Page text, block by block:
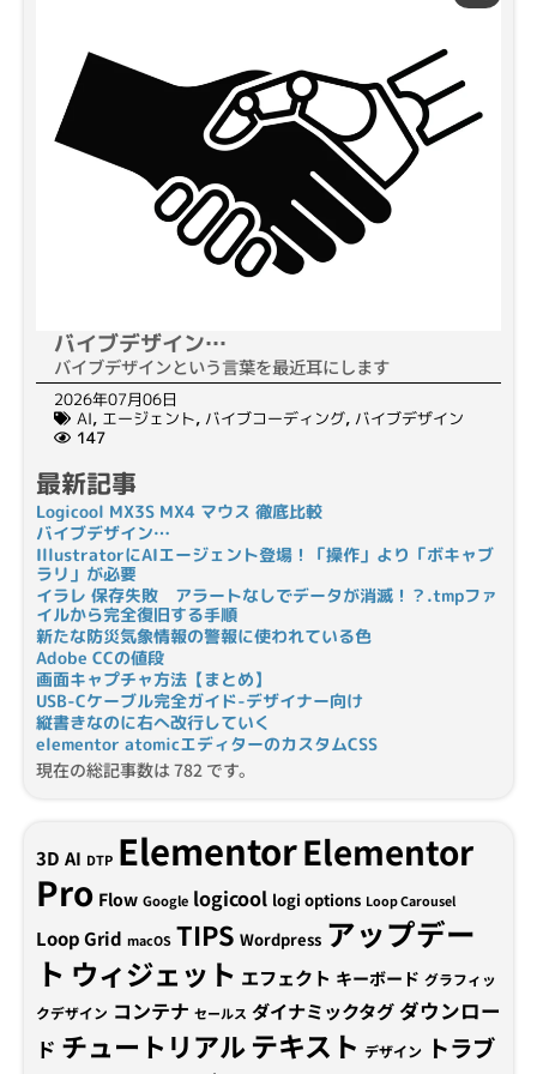
バイブデザイン…
バイブデザインという言葉を最近耳にします
2026年07月06日
AI, エージェント, バイブコーディング, バイブデザイン
147
最新記事
Logicool MX3S MX4 マウス 徹底比較
バイブデザイン…
IllustratorにAIエージェント登場！「操作」より「ボキャブ
ラリ」が必要
イラレ 保存失敗 アラートなしでデータが消滅！？.tmpファ
イルから完全復旧する手順
新たな防災気象情報の警報に使われている色
Adobe CCの値段
画面キャプチャ方法【まとめ】
USB-Cケーブル完全ガイド-デザイナー向け
縦書きなのに右へ改行していく
elementor atomicエディターのカスタムCSS
現在の総記事数は 782 です。
3D AI DTP ElementorElementor
Pro Flow Google logicool logi options Loop Carousel
Loop Grid macOS TIPS Wordpress アップデー
ト ウィジェット エフェクト キーボード グラフィッ
クデザイン コンテナ セールス ダイナミックタグダウンロー
ド チュートリアルテキスト デザイン トラブ